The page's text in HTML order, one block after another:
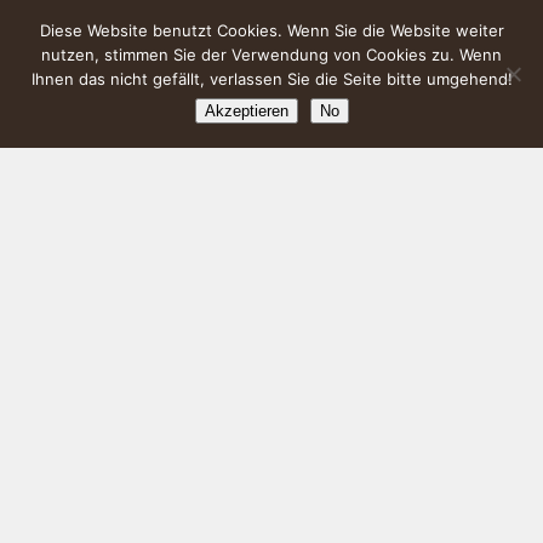
Diese Website benutzt Cookies. Wenn Sie die Website weiter
nutzen, stimmen Sie der Verwendung von Cookies zu. Wenn
Ihnen das nicht gefällt, verlassen Sie die Seite bitte umgehend!
Akzeptieren No